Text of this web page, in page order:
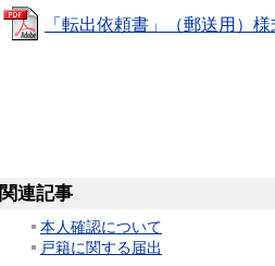
「転出依頼書」（郵送用）
関連記事
本人確認について
戸籍に関する届出